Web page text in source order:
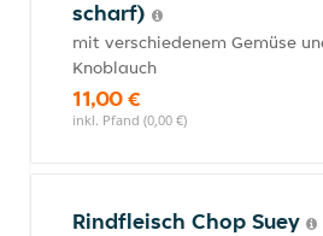
scharf)
mit verschiedenem Gemüse
Knoblauch
11,00 €
inkl. Pfand (0,00 €)
Rindfleisch Chop Suey